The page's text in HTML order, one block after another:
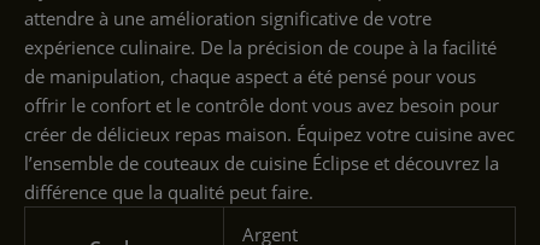
attendre à une amélioration significative de votre
expérience culinaire. De la précision de coupe à la facilité
de manipulation, chaque aspect a été pensé pour vous
offrir le confort et le contrôle dont vous avez besoin pour
créer de délicieux repas maison. Équipez votre cuisine avec
l’ensemble de couteaux de cuisine Éclipse et découvrez la
différence que la qualité peut faire.
‎Argent